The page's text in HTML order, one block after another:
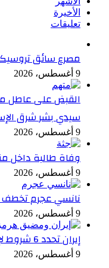
الأخيرة
تعليقات
مصرع سائق
9 أغسطس، 2026
القبض على عاطل
سيدي بشر شرق
9 أغسطس، 2026
وفاة طالبة داخل
9 أغسطس، 2026
نانسي عجرم تخطف
9 أغسطس، 2026
إيران تحدد 6 شروط لإعادة فتح مضيق هرمز
9 أغسطس، 2026